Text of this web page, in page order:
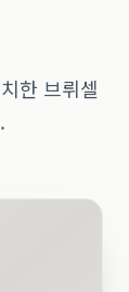
한 브뤼셀